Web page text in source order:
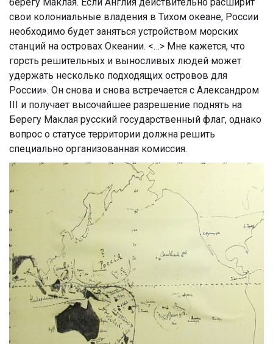
свои колониальные владения в Тихом океане, России
необходимо будет заняться устройством морских
станций на островах Океании. <…> Мне кажется, что
горсть решительных и выносливых людей может
удержать несколько подходящих островов для
России». Он снова и снова встречается с Александром
III и получает высочайшее разрешение поднять на
Берегу Маклая русский государственный флаг, однако
вопрос о статусе территории должна решить
специально организованная комиссия.